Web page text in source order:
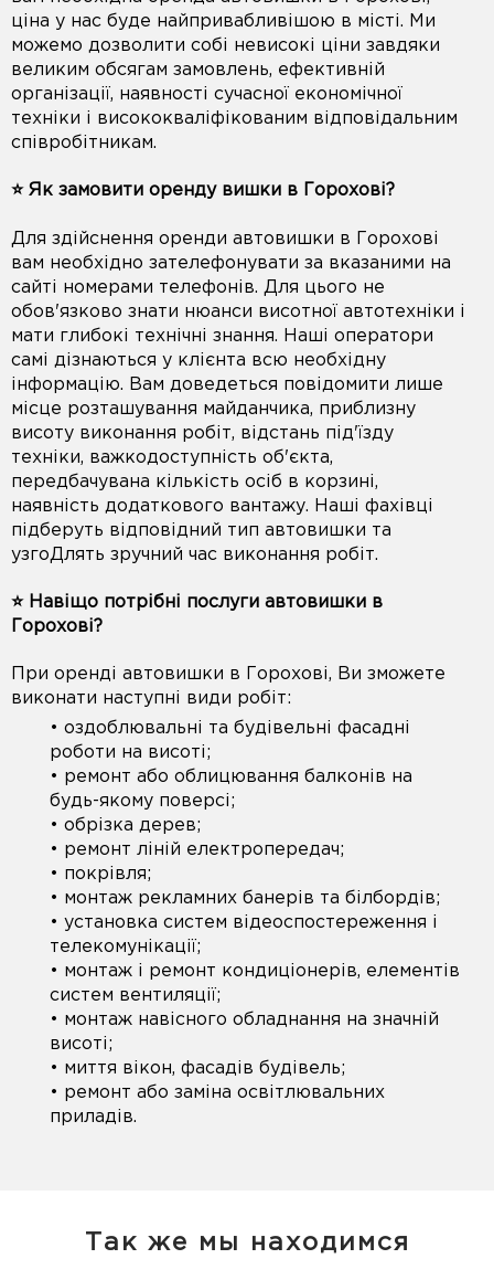
ціна у нас буде найпривабливішою в місті. Ми
можемо дозволити собі невисокі ціни завдяки
великим обсягам замовлень, ефективній
організації, наявності сучасної економічної
техніки і висококваліфікованим відповідальним
співробітникам.
⭐️ Як замовити оренду вишки в Горохові?
Для здійснення оренди автовишки в Горохові
вам необхідно зателефонувати за вказаними на
сайті номерами телефонів. Для цього не
обов'язково знати нюанси висотної автотехніки і
мати глибокі технічні знання. Наші оператори
самі дізнаються у клієнта всю необхідну
інформацію. Вам доведеться повідомити лише
місце розташування майданчика, приблизну
висоту виконання робіт, відстань під'їзду
техніки, важкодоступність об'єкта,
передбачувана кількість осіб в корзині,
наявність додаткового вантажу. Наші фахівці
підберуть відповідний тип автовишки та
узгоДлять зручний час виконання робіт.
⭐️ Навіщо потрібні послуги автовишки в
Горохові?
При оренді автовишки в Горохові, Ви зможете
виконати наступні види робіт:
• оздоблювальні та будівельні фасадні
роботи на висоті;
• ремонт або облицювання балконів на
будь-якому поверсі;
• обрізка дерев;
• ремонт ліній електропередач;
• покрівля;
• монтаж рекламних банерів та білбордів;
• установка систем відеоспостереження і
телекомунікації;
• монтаж і ремонт кондиціонерів, елементів
систем вентиляції;
• монтаж навісного обладнання на значній
висоті;
• миття вікон, фасадів будівель;
• ремонт або заміна освітлювальних
приладів.
Так же мы находимся